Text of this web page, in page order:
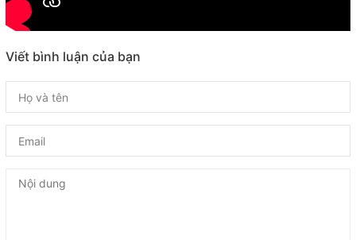
Viết bình luận của bạn